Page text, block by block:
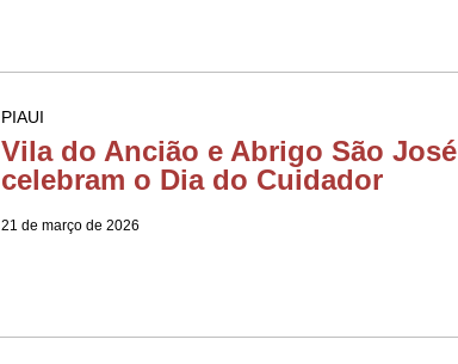
PIAUI
Vila do Ancião e Abrigo São José
celebram o Dia do Cuidador
21 de março de 2026